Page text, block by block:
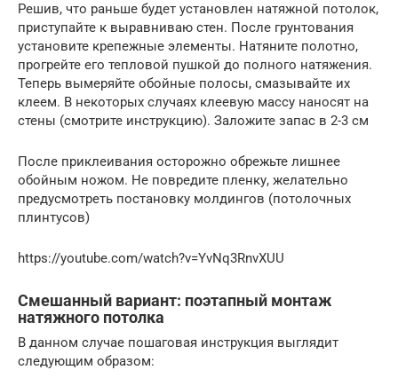
Решив, что раньше будет установлен натяжной потолок,
приступайте к выравниваю стен. После грунтования
установите крепежные элементы. Натяните полотно,
прогрейте его тепловой пушкой до полного натяжения.
Теперь вымеряйте обойные полосы, смазывайте их
клеем. В некоторых случаях клеевую массу наносят на
стены (смотрите инструкцию). Заложите запас в 2-3 см
После приклеивания осторожно обрежьте лишнее
обойным ножом. Не повредите пленку, желательно
предусмотреть постановку молдингов (потолочных
плинтусов)
https://youtube.com/watch?v=YvNq3RnvXUU
Смешанный вариант: поэтапный монтаж
натяжного потолка
В данном случае пошаговая инструкция выглядит
следующим образом: